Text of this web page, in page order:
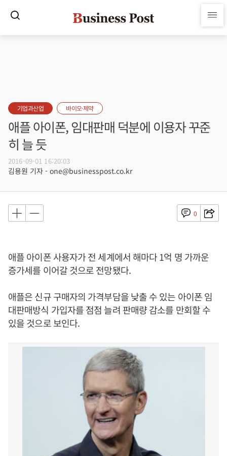
기업과산업 바이오·제약
애플 아이폰, 임대판매 덕분에 이용자 꾸준
히 늘 듯
2016-09-01 16:20:03
김용원 기자 - one@businesspost.co.kr
0
애플 아이폰 사용자가 전 세계에서 해마다 1억 명 가까운
증가세를 이어갈 것으로 전망됐다.
애플은 신규 구매자의 가격부담을 낮출 수 있는 아이폰 임
대판매방식 가입자를 점점 늘려 판매량 감소를 만회할 수
있을 것으로 보인다.